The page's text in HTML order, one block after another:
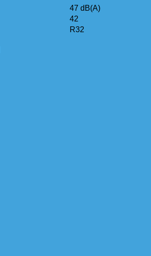
47 dB(A)
42
R32